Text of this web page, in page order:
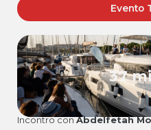
Evento
37
Incontro conAbdelfetah